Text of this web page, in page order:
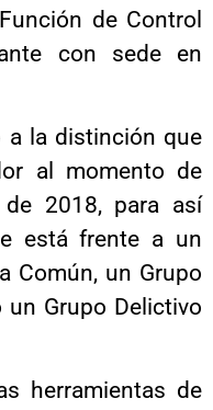
de Control
con sede en
a la distinción que
al momento de
2018, para así
está frente a un
Común, un Grupo
un Grupo Delictivo
herramientas de